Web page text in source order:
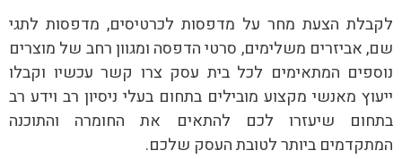
לקבלת הצעת מחר על מדפסות לכרטיסים, מדפסות לתגי
שם, אביזרים משלימים, סרטי הדפסה ומגוון רחב של מוצרים
נוספים המתאימים לכל בית עסק צרו קשר עכשיו וקבלו
ייעוץ מאנשי מקצוע מובילים בתחום בעלי ניסיון רב וידע רב
בתחום שיעזרו לכם להתאים את החומרה והתוכנה
המתקדמים ביותר לטובת העסק שלכם.